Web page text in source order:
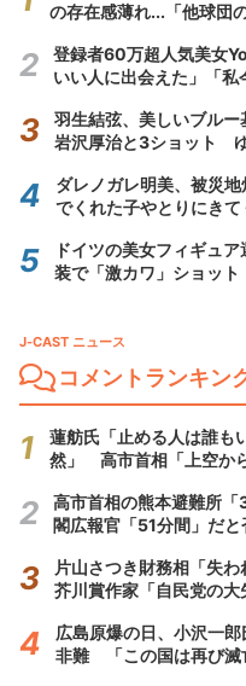
の存在感薄れ...「他球団
登録者60万超人気美女
いい人に出会えた」「私
羽生結弦、美しいブルー
岩沢厚治と3ショット
ダレノガレ明美、被災
でくれた子やとりにきて
ドイツの美女フィギュ
装で「激カワ」ショッ
J-CAST ニュース
コメントランキン
蓮舫氏「止める人は誰も
然」 高市首相「上空か
高市首相の熊本避難所
閣広報官「51分間」だと
片山さつき財務相「失
芥川賞作家「自民党の大
広島原爆の日、小沢一
非難 「この国は再び滅